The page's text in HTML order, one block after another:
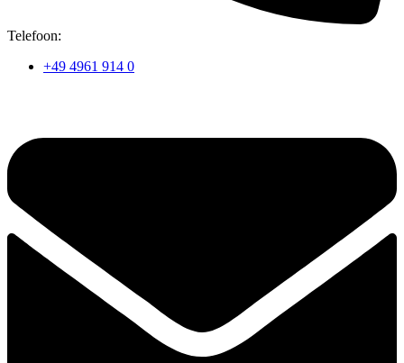
Telefoon:
+49 4961 914 0